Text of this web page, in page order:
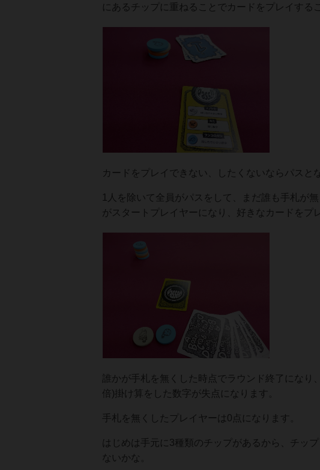
にあるチップに重ねることでカードをプレイする
カードをプレイできない、したくないならパスと
1人を除いて全員がパスをして、まだ誰も手札が
がスタートプレイヤーになり、好きなカードをプ
誰かが手札を無くした時点でラウンド終了にな
倍)掛け算をした数字が失点になります。
手札を無くしたプレイヤーは0点になります。
はじめは手元に3種類のチップがあるから、チッ
ないかな。